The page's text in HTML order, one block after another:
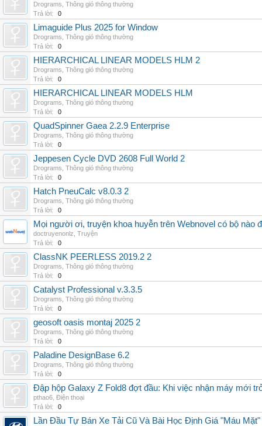
Drograms Thông gió thông thường
Trả lời:
0
Limaguide Plus 2025 for Window
Drograms Thông gió thông thường
Trả lời:
0
HIERARCHICAL LINEAR MODELS HLM 2
Drograms Thông gió thông thường
Trả lời:
0
HIERARCHICAL LINEAR MODELS HLM
Drograms Thông gió thông thường
Trả lời:
0
QuadSpinner Gaea 2.2.9 Enterprise
Drograms Thông gió thông thường
Trả lời:
0
Jeppesen Cycle DVD 2608 Full World 2
Drograms Thông gió thông thường
Trả lời:
0
Hatch PneuCalc v8.0.3 2
Drograms Thông gió thông thường
Trả lời:
0
Mọi người ơi, truyện khoa huyễn trên Webnovel có bộ nào
doctruyenonlz Truyện
Trả lời:
0
ClassNK PEERLESS 2019.2 2
Drograms Thông gió thông thường
Trả lời:
0
Catalyst Professional v.3.3.5
Drograms Thông gió thông thường
Trả lời:
0
geosoft oasis montaj 2025 2
Drograms Thông gió thông thường
Trả lời:
0
Paladine DesignBase 6.2
Drograms Thông gió thông thường
Trả lời:
0
Đập hộp Galaxy Z Fold8 đợt đầu: Khi việc nhận máy mới
pthao6 Điện thoại
Trả lời:
0
Lần Đầu Tự Bán Xe Tải Cũ Và Bài Học Định Giá "Máu